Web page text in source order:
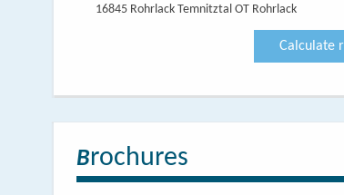
16845 Rohrlack Temnitztal OT Rohrlack
Calculate
Brochures